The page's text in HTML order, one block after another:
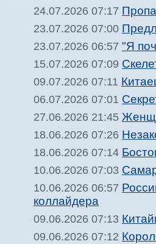
24.07.2026 07:17
23.07.2026 07:00
23.07.2026 06:57 "Я
15.07.2026 07:09
09.07.2026 07:11
06.07.2026 07:01
27.06.2026 21:45
18.06.2026 07:26
18.06.2026 07:14
10.06.2026 07:03
10.06.2026 06:57
коллайдера
09.06.2026 07:13
09.06.2026 07:12